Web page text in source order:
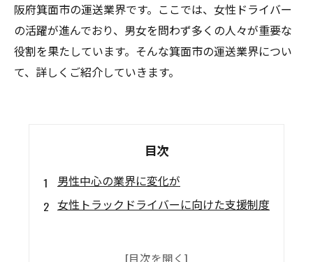
阪府箕面市の運送業界です。ここでは、女性ドライバー
の活躍が進んでおり、男女を問わず多くの人々が重要な
役割を果たしています。そんな箕面市の運送業界につい
て、詳しくご紹介していきます。
目次
男性中心の業界に変化が
女性トラックドライバーに向けた支援制度